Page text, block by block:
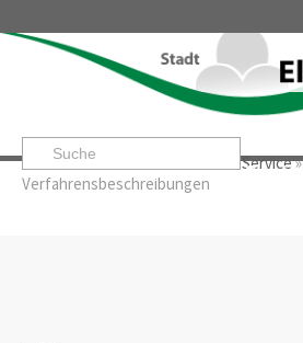
Startseite» »Service»
Verfahrensbeschreibungen
Leben & Erleben Rathaus & Service